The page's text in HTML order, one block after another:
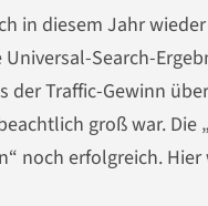
in diesem Jahr
Search-
Traffic-Gewinn
groß war. Die „
noch erfolgreich.